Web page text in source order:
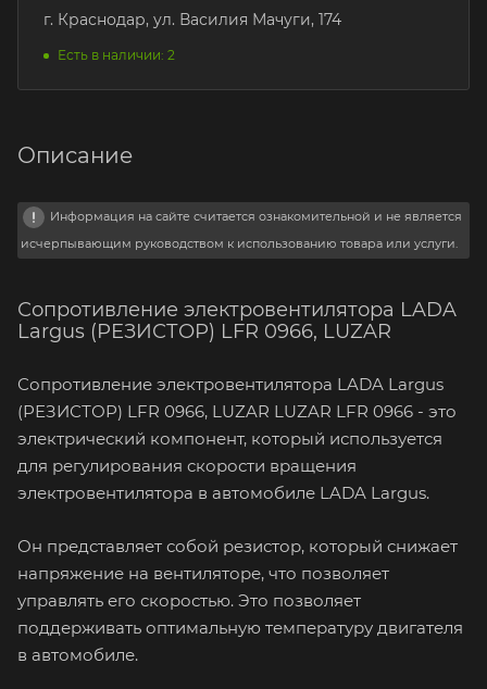
г. Краснодар, ул. Василия Мачуги, 174
Есть в наличии: 2
Описание
Информация на сайте считается ознакомительной и не является
исчерпывающим руководством к использованию товара или услуги.
Сопротивление электровентилятора LADA
Largus (РЕЗИСТОР) LFR 0966, LUZAR
Сопротивление электровентилятора LADA Largus
(РЕЗИСТОР) LFR 0966, LUZAR LUZAR LFR 0966 - это
электрический компонент, который используется
для регулирования скорости вращения
электровентилятора в автомобиле LADA Largus.
Он представляет собой резистор, который снижает
напряжение на вентиляторе, что позволяет
управлять его скоростью. Это позволяет
поддерживать оптимальную температуру двигателя
в автомобиле.